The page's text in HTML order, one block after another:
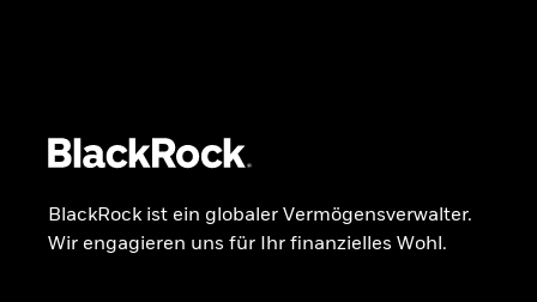
INSIDE THE MARKET
BlackRock ist ein globaler Vermögensverwalter.
Wir engagieren uns für Ihr finanzielles Wohl.